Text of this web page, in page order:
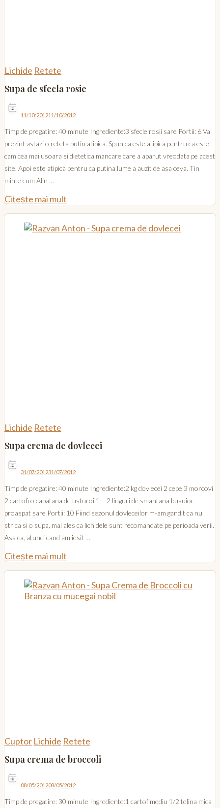
Lichide Retete
Supa de sfecla rosie
11/10/201211/10/2012
Timp de pregatire: 40 minute Ingrediente:3 sfecle rosii sare Portii: 6 Va
prezint astazi o reteta putin atipica. Spun ca este atipica pentru ca este
cam cea mai usoara si dietetica mancare care a aparut vreodata pe acest
site. Apoi este atipica pentru ca putina lume a auzit de asa ceva. Tin
minte cum Alin …
Citește mai mult
Lichide Retete
Supa crema de dovlecei
31/07/201231/07/2012
Timp de pregatire: 40 minute Ingrediente:2 kg dovlecei 2 cepe 3 morcovi
2 cartofi o capatana de usturoi 1 – 2 linguri de smantana busuioc
proaspat sare Portii: 10 Fiind sezonul dovleceilor m-am gandit ca nu
strica si o supa, mai ales ca lichidele sunt recomandate pe perioada verii.
Asa ca, atunci cand am iesit …
Citește mai mult
Cuptor Lichide Retete
Supa crema de broccoli
08/05/201208/05/2012
Timp de pregatire: 30 minute Ingrediente:1 cartof mediu 1/2 telina mica